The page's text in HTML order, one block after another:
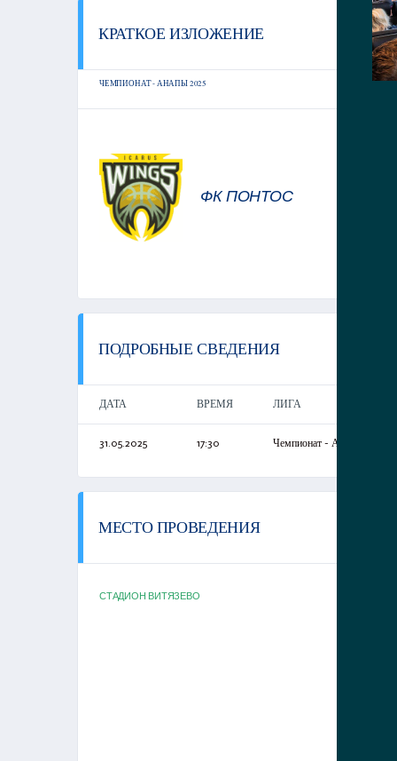
КРАТКОЕ ИЗЛОЖЕНИЕ
ЧЕМПИОНАТ - АНАПЫ 2025
ФК ПОНТОС
ПОДРОБНЫЕ СВЕДЕНИЯ
ДАТА ВРЕМЯ ЛИГА
31.05.2025 17:30 Чемпионат - Анапы
МЕСТО ПРОВЕДЕНИЯ
СТАДИОН ВИТЯЗЕВО